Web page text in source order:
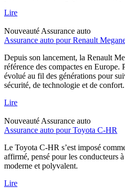
Lire
Nouveauté Assurance auto
Assurance auto pour Renault
Depuis son lancement, la Renault
référence des compactes en Europe.
évolué au fil des générations pour
sécurité, de technologie et de confort.
Lire
Nouveauté Assurance auto
Assurance auto pour Toyota C-HR
Le Toyota C-HR s’est imposé
affirmé, pensé pour les conducteurs
moderne et polyvalent.
Lire